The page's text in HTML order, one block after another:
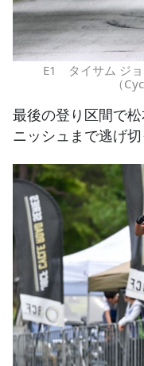
E1 タイサム ジョ
（
最後の登り区間で
ニッシュまで逃げ切